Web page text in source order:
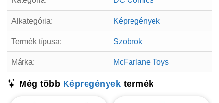
Alkategória: Képregények
Termék típusa: Szobrok
Márka: McFarlane Toys
Még több Képregények termék